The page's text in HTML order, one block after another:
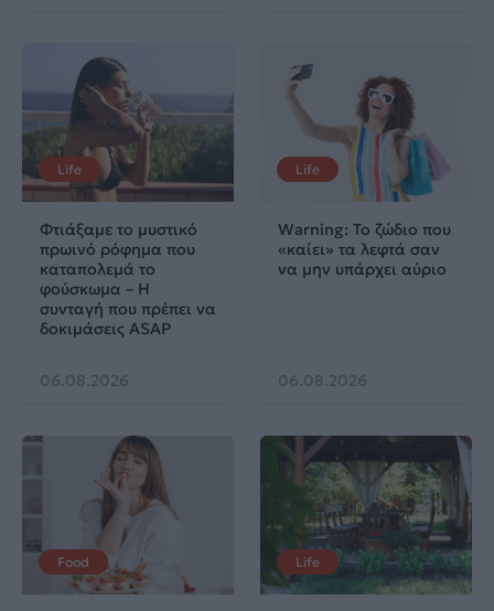
Life
Φτιάξαμε το μυστικό
πρωινό ρόφημα που
καταπολεμά το
φούσκωμα – Η
συνταγή που πρέπει να
δοκιμάσεις ASAP
06.08.2026
Life
Warning: Το ζώδιο που
«καίει» τα λεφτά σαν
να μην υπάρχει αύριο
06.08.2026
Food Life